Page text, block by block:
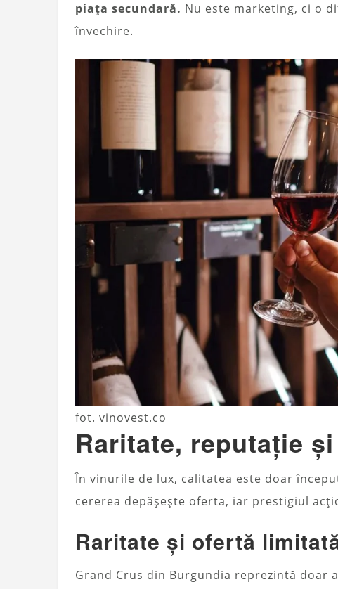
piața secundară. Nu este marketing, ci o
învechire.
fot. vinovest.co
Raritate, reputație
În vinurile de lux, calitatea este doar
cererea depășește oferta, iar prestigiul
Raritate și ofertă
Grand Crus din Burgundia reprezintă doar